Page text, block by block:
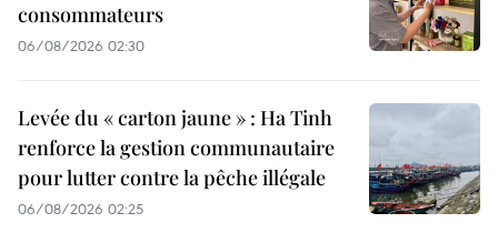
consommateurs
06/08/2026 02:30
Levée du « carton jaune » : Ha Tinh
renforce la gestion communautaire
pour lutter contre la pêche illégale
06/08/2026 02:25